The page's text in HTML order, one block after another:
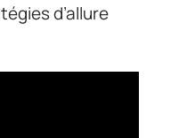
d’allure